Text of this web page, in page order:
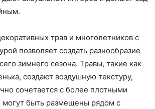
трав и многолетников с
позволяет создать разнообразие
зимнего сезона. Травы, такие как
создают воздушную текстуру,
сочетается с более плотными
могут быть размещены рядом с